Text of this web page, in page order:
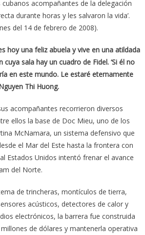
acompañantes de la delegación
durante horas y les salvaron la vida’.
del 14 de febrero de 2008).
hoy una feliz abuela y vive en una atildada
sala hay un cuadro de Fidel. ‘Si él no
en este mundo. Le estaré eternamente
Thi Huong.
acompañantes recorrieron diversos
ellos la base de Doc Mieu, uno de los
McNamara, un sistema defensivo que
el Mar del Este hasta la frontera con
Estados Unidos intentó frenar el avance
del Norte.
de trincheras, montículos de tierra,
acústicos, detectores de calor y
electrónicos, la barrera fue construida
de dólares y mantenerla operativa